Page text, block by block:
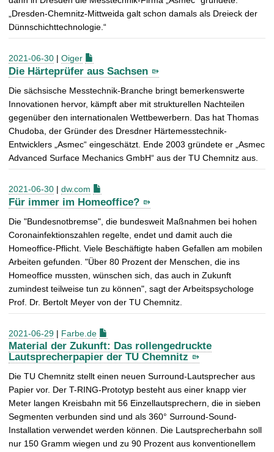
„Dresden-Chemnitz-Mittweida galt schon damals als Dreieck der
Dünnschichttechnologie.“
2021-06-30 | Oiger
Die Härteprüfer aus Sachsen
Die sächsische Messtechnik-Branche bringt bemerkenswerte
Innovationen hervor, kämpft aber mit strukturellen Nachteilen
gegenüber den internationalen Wettbewerbern. Das hat Thomas
Chudoba, der Gründer des Dresdner Härtemesstechnik-
Entwicklers „Asmec“ eingeschätzt. Ende 2003 gründete er „Asmec
Advanced Surface Mechanics GmbH“ aus der TU Chemnitz aus.
2021-06-30 | dw.com
Für immer im Homeoffice?
Die "Bundesnotbremse", die bundesweit Maßnahmen bei hohen
Coronainfektionszahlen regelte, endet und damit auch die
Homeoffice-Pflicht. Viele Beschäftigte haben Gefallen am mobilen
Arbeiten gefunden. "Über 80 Prozent der Menschen, die ins
Homeoffice mussten, wünschen sich, das auch in Zukunft
zumindest teilweise tun zu können", sagt der Arbeitspsychologe
Prof. Dr. Bertolt Meyer von der TU Chemnitz.
2021-06-29 | Farbe.de
Material der Zukunft: Das rollengedruckte
Lautsprecherpapier der TU Chemnitz
Die TU Chemnitz stellt einen neuen Surround-Lautsprecher aus
Papier vor. Der T-RING-Prototyp besteht aus einer knapp vier
Meter langen Kreisbahn mit 56 Einzellautsprechern, die in sieben
Segmenten verbunden sind und als 360° Surround-Sound-
Installation verwendet werden können. Die Lautsprecherbahn soll
nur 150 Gramm wiegen und zu 90 Prozent aus konventionellem